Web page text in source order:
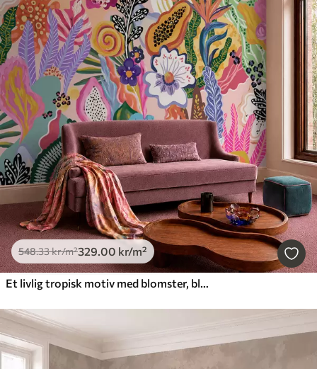
548.33kr/m²329.00 kr/m²
Et livlig tropisk motiv med blomster, blader og fargerike frukter